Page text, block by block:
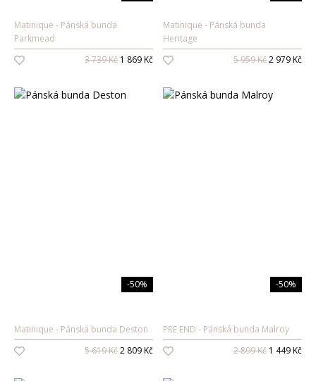
Matinique
Pánská bunda
Parkmead
3 739 Kč 1 869 Kč
Matinique
Pánská bunda
Heritage
5 959 Kč2 979 Kč
-50%
Matinique
Pánská bunda Deston
5 619 Kč2 809 Kč
-50%
PRE END
Pánská bunda Malroy
2 899 Kč 1 449 Kč